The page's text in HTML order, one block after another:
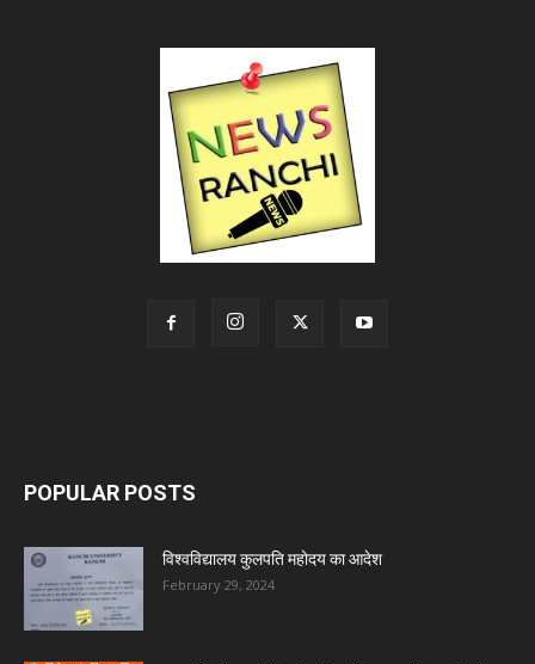
POPULAR POSTS
विश्वविद्यालय कुलपति महोदय का आदेश
February 29, 2024